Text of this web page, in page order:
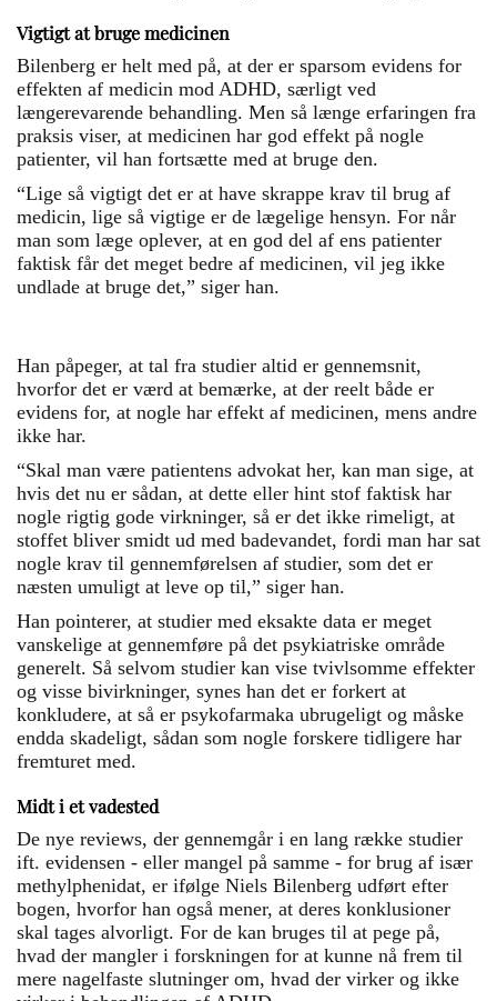
Vigtigt at bruge medicinen
Bilenberg er helt med på, at der er sparsom evidens for
effekten af medicin mod ADHD, særligt ved
længerevarende behandling. Men så længe erfaringen fra
praksis viser, at medicinen har god effekt på nogle
patienter, vil han fortsætte med at bruge den.
“Lige så vigtigt det er at have skrappe krav til brug af
medicin, lige så vigtige er de lægelige hensyn. For når
man som læge oplever, at en god del af ens patienter
faktisk får det meget bedre af medicinen, vil jeg ikke
undlade at bruge det,” siger han.
Han påpeger, at tal fra studier altid er gennemsnit,
hvorfor det er værd at bemærke, at der reelt både er
evidens for, at nogle har effekt af medicinen, mens andre
ikke har.
“Skal man være patientens advokat her, kan man sige, at
hvis det nu er sådan, at dette eller hint stof faktisk har
nogle rigtig gode virkninger, så er det ikke rimeligt, at
stoffet bliver smidt ud med badevandet, fordi man har sat
nogle krav til gennemførelsen af studier, som det er
næsten umuligt at leve op til,” siger han.
Han pointerer, at studier med eksakte data er meget
vanskelige at gennemføre på det psykiatriske område
generelt. Så selvom studier kan vise tvivlsomme effekter
og visse bivirkninger, synes han det er forkert at
konkludere, at så er psykofarmaka ubrugeligt og måske
endda skadeligt, sådan som nogle forskere tidligere har
fremturet med.
Midt i et vadested
De nye reviews, der gennemgår i en lang række studier
ift. evidensen - eller mangel på samme - for brug af især
methylphenidat, er ifølge Niels Bilenberg udført efter
bogen, hvorfor han også mener, at deres konklusioner
skal tages alvorligt. For de kan bruges til at pege på,
hvad der mangler i forskningen for at kunne nå frem til
mere nagelfaste slutninger om, hvad der virker og ikke